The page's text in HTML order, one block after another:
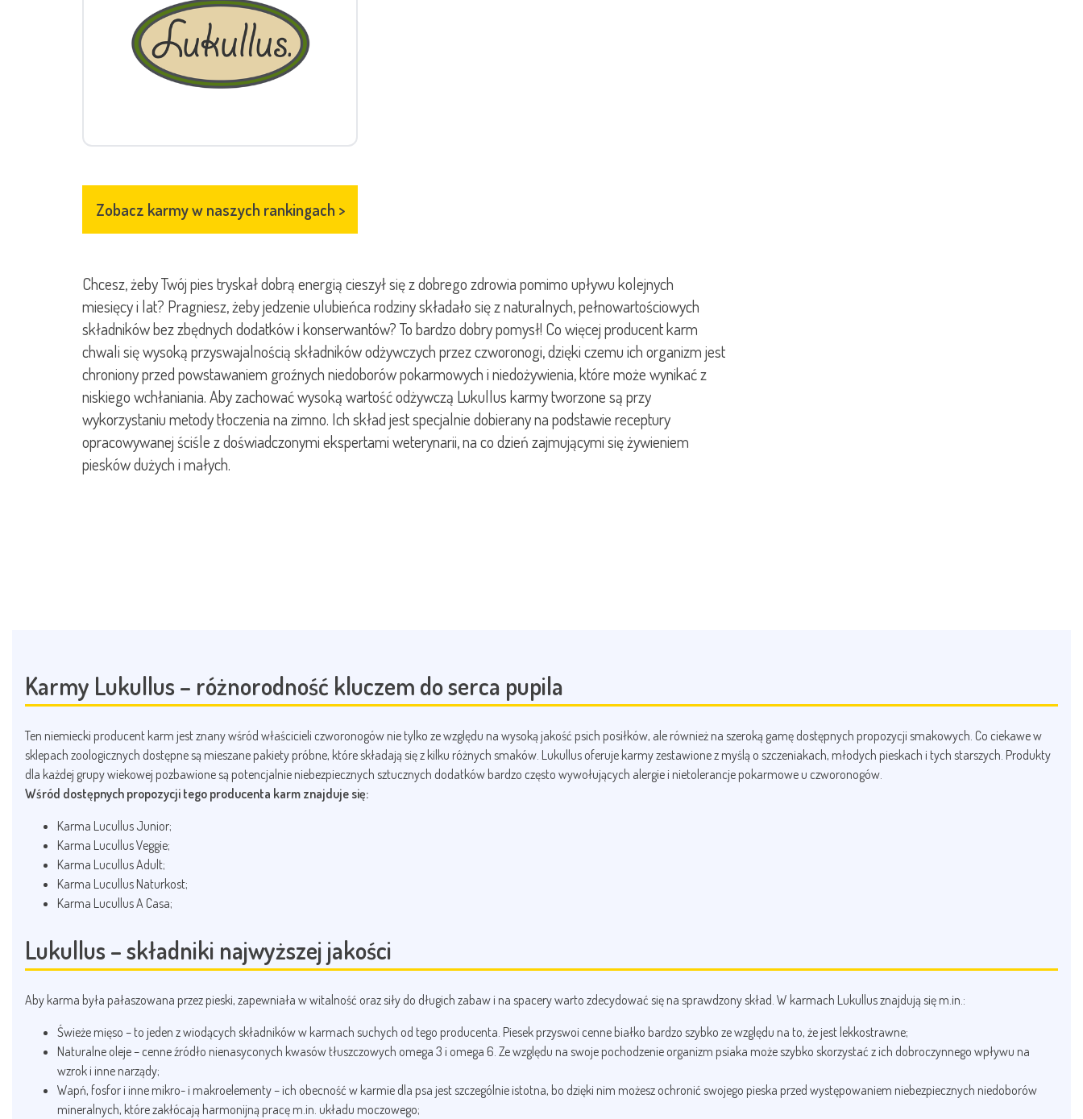
Zobacz karmy w naszych rankingach >
Chcesz, żeby Twój pies tryskał dobrą energią cieszył się z dobrego zdrowia pomimo upływu kolejnych
miesięcy i lat? Pragniesz, żeby jedzenie ulubieńca rodziny składało się z naturalnych, pełnowartościowych
składników bez zbędnych dodatków i konserwantów? To bardzo dobry pomysł! Co więcej producent karm
chwali się wysoką przyswajalnością składników odżywczych przez czworonogi, dzięki czemu ich organizm jest
chroniony przed powstawaniem groźnych niedoborów pokarmowych i niedożywienia, które może wynikać z
niskiego wchłaniania. Aby zachować wysoką wartość odżywczą Lukullus karmy tworzone są przy
wykorzystaniu metody tłoczenia na zimno. Ich skład jest specjalnie dobierany na podstawie receptury
opracowywanej ściśle z doświadczonymi ekspertami weterynarii, na co dzień zajmującymi się żywieniem
piesków dużych i małych.
Karmy Lukullus – różnorodność kluczem do serca pupila
Ten niemiecki producent karm jest znany wśród właścicieli czworonogów nie tylko ze względu na wysoką jakość psich posiłków, ale również na szeroką gamę dostępnych propozycji smakowych. Co ciekawe w
sklepach zoologicznych dostępne są mieszane pakiety próbne, które składają się z kilku różnych smaków. Lukullus oferuje karmy zestawione z myślą o szczeniakach, młodych pieskach i tych starszych. Produkty
dla każdej grupy wiekowej pozbawione są potencjalnie niebezpiecznych sztucznych dodatków bardzo często wywołujących alergie i nietolerancje pokarmowe u czworonogów.
Wśród dostępnych propozycji tego producenta karm znajduje się:
Karma Lucullus Junior;
Karma Lucullus Veggie;
Karma Lucullus Adult;
Karma Lucullus Naturkost;
Karma Lucullus A Casa;
Lukullus – składniki najwyższej jakości
Aby karma była pałaszowana przez pieski, zapewniała w witalność oraz siły do długich zabaw i na spacery warto zdecydować się na sprawdzony skład. W karmach Lukullus znajdują się m.in.:
Świeże mięso – to jeden z wiodących składników w karmach suchych od tego producenta. Piesek przyswoi cenne białko bardzo szybko ze względu na to, że jest lekkostrawne;
Naturalne oleje – cenne źródło nienasyconych kwasów tłuszczowych omega 3 i omega 6. Ze względu na swoje pochodzenie organizm psiaka może szybko skorzystać z ich dobroczynnego wpływu na
wzrok i inne narządy;
Wapń, fosfor i inne mikro- i makroelementy – ich obecność w karmie dla psa jest szczególnie istotna, bo dzięki nim możesz ochronić swojego pieska przed występowaniem niebezpiecznych niedoborów
mineralnych, które zakłócają harmonijną pracę m.in. układu moczowego;